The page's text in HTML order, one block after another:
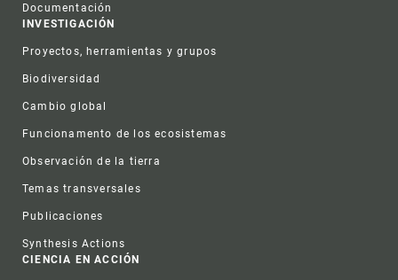
Documentación
INVESTIGACIÓN
Proyectos, herramientas y grupos
Biodiversidad
Cambio global
Funcionamento de los ecosistemas
Observación de la tierra
Temas transversales
Publicaciones
Synthesis Actions
CIENCIA EN ACCIÓN